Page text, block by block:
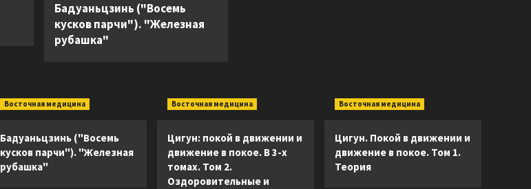
Бадуаньцзинь ("Восемь
кусков парчи"). "Железная
рубашка"
Восточная медицина
Бадуаньцзинь ("Восемь
кусков парчи"). "Железная
рубашка"
Восточная медицина
Цигун: покой в движении и
движение в покое. В 3-х
томах. Том 2.
Оздоровительные и
Восточная медицина
Цигун. Покой в движении и
движение в покое. Том 1.
Теория